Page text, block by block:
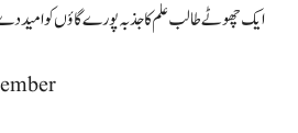
ایک چھوٹے طالب علم کا جذبہ پورے گاؤں کو امید